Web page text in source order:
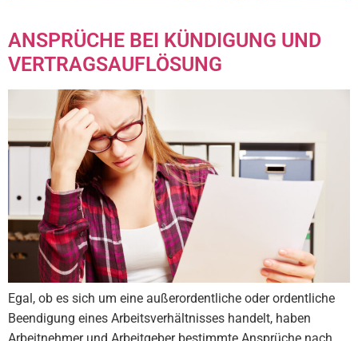
ANSPRÜCHE BEI KÜNDIGUNG UND
VERTRAGSAUFLÖSUNG
Egal, ob es sich um eine außerordentliche oder ordentliche
Beendigung eines Arbeitsverhältnisses handelt, haben